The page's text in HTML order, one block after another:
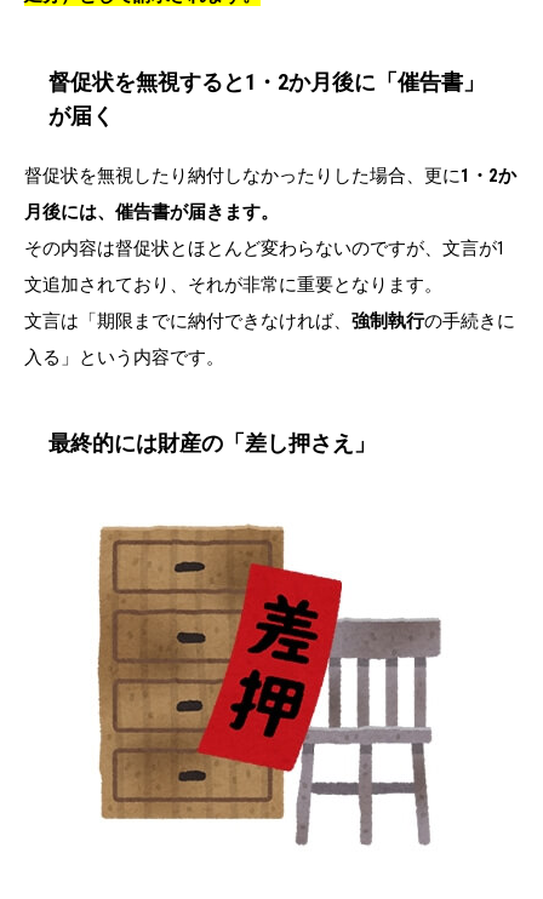
督促状を無視すると1・2か月後に「催告書」
が届く
督促状を無視したり納付しなかったりした場合、更に1・2か
月後には、催告書が届きます。
その内容は督促状とほとんど変わらないのですが、文言が1
文追加されており、それが非常に重要となります。
文言は「期限までに納付できなければ、 強制執行の手続きに
入る」という内容です。
最終的には財産の「差し押さえ」